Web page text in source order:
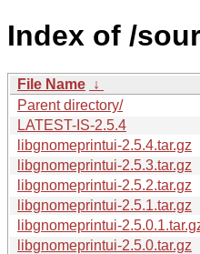
Index of /
File Name ↓
Parent directory/
LATEST-IS-2.5.4
libgnomeprintui-2.5.4.tar.gz
libgnomeprintui-2.5.3.tar.gz
libgnomeprintui-2.5.2.tar.gz
libgnomeprintui-2.5.1.tar.gz
libgnomeprintui-
libgnomeprintui-2.5.0.tar.gz